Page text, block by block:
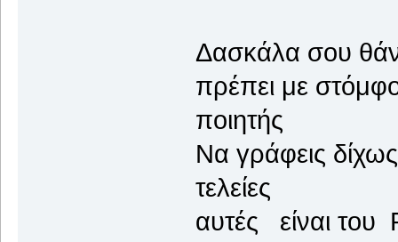
Δασκάλα σου
πρέπει με
ποιητής
Να γράφεις
τελείες
αυτές είναι του